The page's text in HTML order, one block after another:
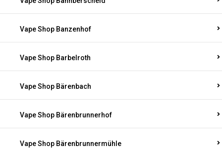
Vape Shop Banzenhof
Vape Shop Barbelroth
Vape Shop Bärenbach
Vape Shop Bärenbrunnerhof
Vape Shop Bärenbrunnermühle